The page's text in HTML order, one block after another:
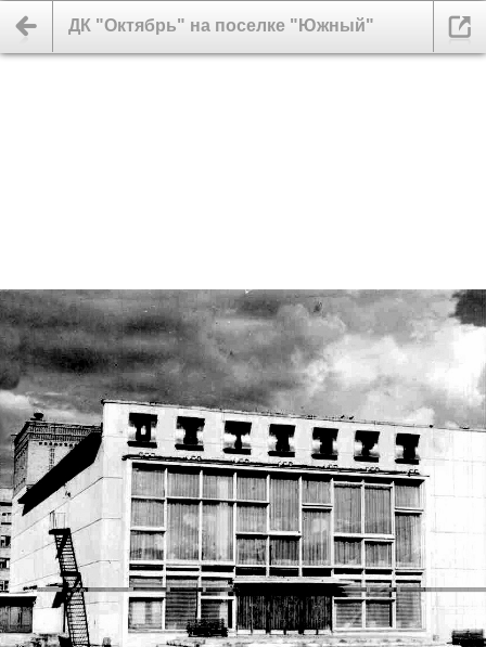
ДК "Октябрь" на поселке "Южный"